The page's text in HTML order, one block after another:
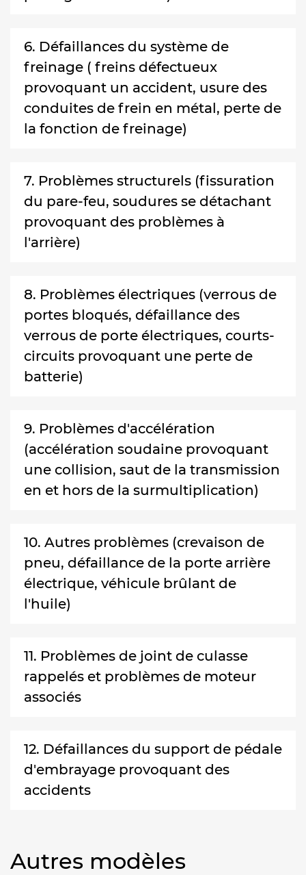
6. Défaillances du système de
freinage ( freins défectueux
provoquant un accident, usure des
conduites de frein en métal, perte de
la fonction de freinage)
7. Problèmes structurels (fissuration
du pare-feu, soudures se détachant
provoquant des problèmes à
l'arrière)
8. Problèmes électriques (verrous de
portes bloqués, défaillance des
verrous de porte électriques, courts-
circuits provoquant une perte de
batterie)
9. Problèmes d'accélération
(accélération soudaine provoquant
une collision, saut de la transmission
en et hors de la surmultiplication)
10. Autres problèmes (crevaison de
pneu, défaillance de la porte arrière
électrique, véhicule brûlant de
l'huile)
11. Problèmes de joint de culasse
rappelés et problèmes de moteur
associés
12. Défaillances du support de pédale
d'embrayage provoquant des
accidents
Autres modèles